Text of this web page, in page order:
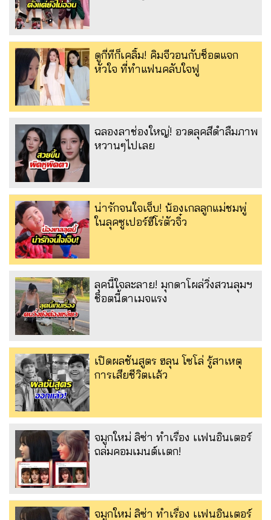
ดูกี่ทีก็เคลิ้ม! คิมจีวอนกับช็อตแจก
หัวใจ ที่ทำแฟนคลับใจฟู
ฉลองลาช่องใหญ่! อวดลุคสีดำลืมภาพ
หวานๆไปเลย
น่ารักจนใจเจ็บ! น้องเกลลูกแม่ชมพู่
ในลุคซูเปอร์ฮีโร่ตัวจิ๋ว
ลุคนี้ใจละลาย! มุกดาโผล่วิ่งสวนลุมฯ
ช็อตนี้ดาเมจแรง
เปิดผลชันสูตร ฮลุน โซโล่ รู้สาเหตุ
การเสียชีวิตเเล้ว
จมูกใหม่ ลิซ่า ทำเรื่อง เเฟนอินเตอร์
ถล่มคอมเมนต์เเตก!
จมูกใหม่ ลิซ่า ทำเรื่อง เเฟนอินเตอร์